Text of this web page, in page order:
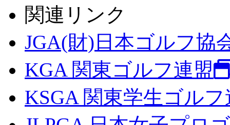
関連リンク
JGA(財)日本ゴルフ協
KGA 関東ゴルフ連盟
KSGA 関東学生ゴル